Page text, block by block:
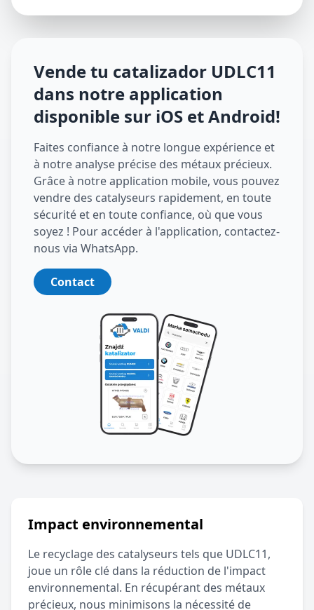
Vende tu catalizador UDLC11
dans notre application
disponible sur iOS et Android!
Faites confiance à notre longue expérience et
à notre analyse précise des métaux précieux.
Grâce à notre application mobile, vous pouvez
vendre des catalyseurs rapidement, en toute
sécurité et en toute confiance, où que vous
soyez ! Pour accéder à l'application, contactez-
nous via WhatsApp.
Contact
Impact environnemental
Le recyclage des catalyseurs tels que UDLC11,
joue un rôle clé dans la réduction de l'impact
environnemental. En récupérant des métaux
précieux, nous minimisons la nécessité de